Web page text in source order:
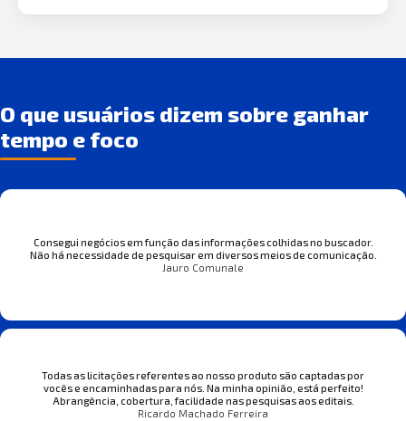
O que usuários dizem sobre ganhar
tempo e foco
Consegui negócios em função das informações colhidas no buscador.
Não há necessidade de pesquisar em diversos meios de comunicação.
Jauro Comunale
Todas as licitações referentes ao nosso produto são captadas por
vocês e encaminhadas para nós. Na minha opinião, está perfeito!
Abrangência, cobertura, facilidade nas pesquisas aos editais.
Ricardo Machado Ferreira